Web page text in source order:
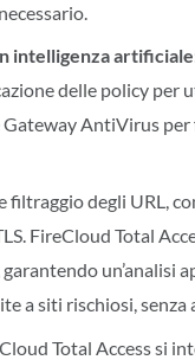
intelligenza
delle policy
AntiVirus
filtraggio degli URL,
FireCloud Total
a siti rischiosi,
Total Access si